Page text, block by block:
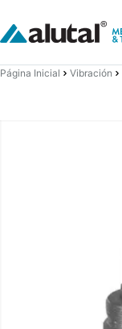
Página Inicial Vibración